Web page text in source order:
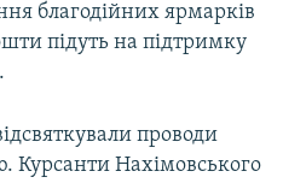
благодійних ярмарків
підуть на підтримку
проводи
Курсанти Нахімовського